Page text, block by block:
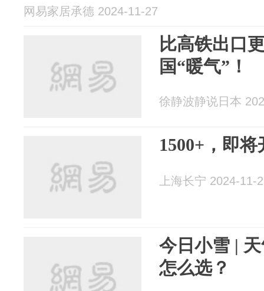
网易家居承德 2024-11-27
比高铁出口
国“暖气”！
徐静波静说日本
1500+，即
上海长宁 2024-11-
今日小雪 |
怎么选？